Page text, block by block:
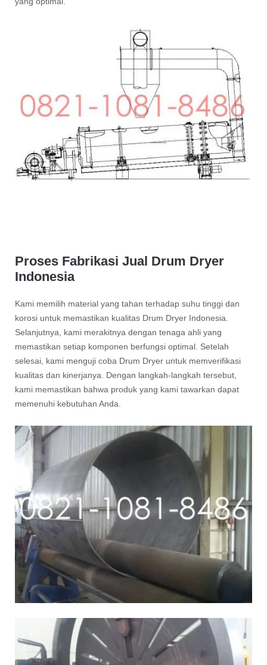
Proses Fabrikasi Jual Drum Dryer
Indonesia
Kami memilih material yang tahan terhadap suhu tinggi dan
korosi untuk memastikan kualitas Drum Dryer Indonesia.
Selanjutnya, kami merakitnya dengan tenaga ahli yang
memastikan setiap komponen berfungsi optimal. Setelah
selesai, kami menguji coba Drum Dryer untuk memverifikasi
kualitas dan kinerjanya. Dengan langkah-langkah tersebut,
kami memastikan bahwa produk yang kami tawarkan dapat
memenuhi kebutuhan Anda.